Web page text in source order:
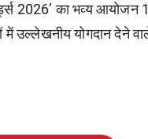
2026’का भव्य आयोजन
में उल्लेखनीय योगदान देने